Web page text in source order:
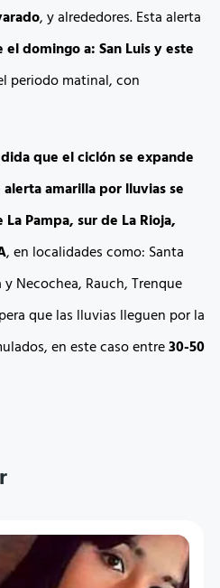
, y alrededores. Esta alerta
domingo a: San Luis y este
periodo matinal, con
que el ciclón se expande
amarilla por lluvias se
Pampa, sur de La Rioja,
, en localidades como: Santa
Necochea, Rauch, Trenque
que las lluvias lleguen por la
en este caso entre30-50